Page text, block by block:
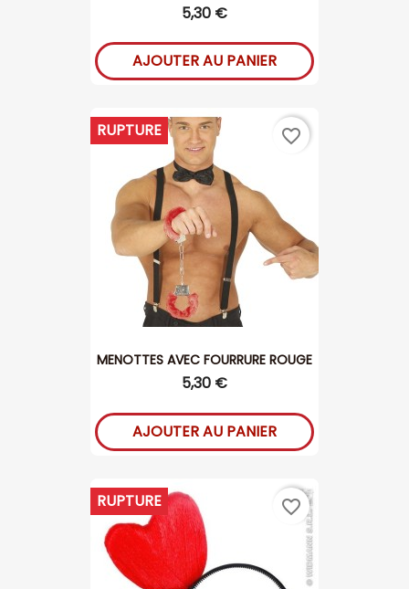
5,30 €
AJOUTER AU PANIER
MENOTTES AVEC FOURRURE ROUGE
5,30 €
RUPTURE
AJOUTER AU PANIER
favorite_border
RUPTURE favorite_border